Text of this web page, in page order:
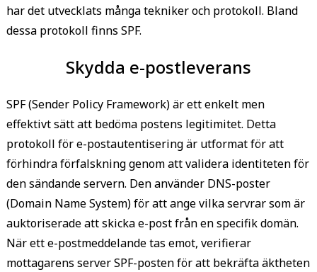
har det utvecklats många tekniker och protokoll. Bland
dessa protokoll finns SPF.
Skydda e-postleverans
SPF (Sender Policy Framework) är ett enkelt men
effektivt sätt att bedöma postens legitimitet. Detta
protokoll för e-postautentisering är utformat för att
förhindra förfalskning genom att validera identiteten för
den sändande servern. Den använder DNS-poster
(Domain Name System) för att ange vilka servrar som är
auktoriserade att skicka e-post från en specifik domän.
När ett e-postmeddelande tas emot, verifierar
mottagarens server SPF-posten för att bekräfta äktheten